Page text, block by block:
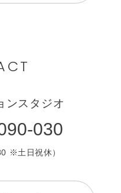
ンスタジオ
030
※土日祝休）